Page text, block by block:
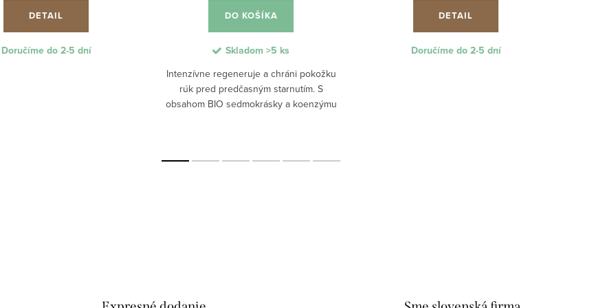
DETAIL
Doručíme do 2-5 dní
DO KOŠÍKA
Skladom >5 ks
Intenzívne regeneruje a chráni pokožku
rúk pred predčasným starnutím. S
obsahom BIO sedmokrásky a koenzýmu
DETAIL
Doručíme do 2-5 dní